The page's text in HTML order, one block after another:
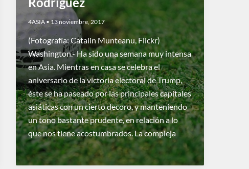
4ASIA •13 noviembre, 2017
(Fotografía: Catalin Munteanu, Flickr)
Washington.- Ha sido una semana muy intensa
en Asia. Mientras en casa se celebra el
aniversario de la victoria electoral de Trump,
éste se ha paseado por las principales capitales
asiáticas con un cierto decoro, y manteniendo
un tono bastante prudente, en relación a lo
que nos tiene acostumbrados. La compleja